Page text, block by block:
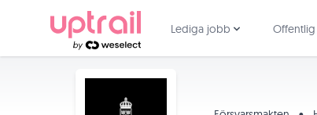
Lediga jobb